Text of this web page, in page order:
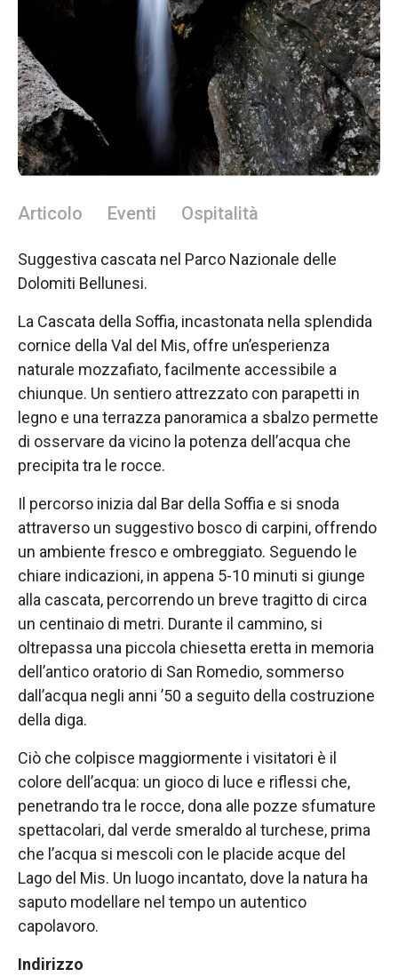
Articolo Eventi Ospitalità
Suggestiva cascata nel Parco Nazionale delle
Dolomiti Bellunesi.
La Cascata della Soffia, incastonata nella splendida
cornice della Val del Mis, offre un’esperienza
naturale mozzafiato, facilmente accessibile a
chiunque. Un sentiero attrezzato con parapetti in
legno e una terrazza panoramica a sbalzo permette
di osservare da vicino la potenza dell’acqua che
precipita tra le rocce.
Il percorso inizia dal Bar della Soffia e si snoda
attraverso un suggestivo bosco di carpini, offrendo
un ambiente fresco e ombreggiato. Seguendo le
chiare indicazioni, in appena 5-10 minuti si giunge
alla cascata, percorrendo un breve tragitto di circa
un centinaio di metri. Durante il cammino, si
oltrepassa una piccola chiesetta eretta in memoria
dell’antico oratorio di San Romedio, sommerso
dall’acqua negli anni ’50 a seguito della costruzione
della diga.
Ciò che colpisce maggiormente i visitatori è il
colore dell’acqua: un gioco di luce e riflessi che,
penetrando tra le rocce, dona alle pozze sfumature
spettacolari, dal verde smeraldo al turchese, prima
che l’acqua si mescoli con le placide acque del
Lago del Mis. Un luogo incantato, dove la natura ha
saputo modellare nel tempo un autentico
capolavoro.
Indirizzo